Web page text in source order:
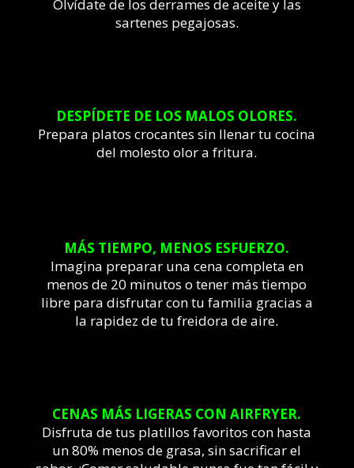
Olvídate de los derrames de aceite y las
sartenes pegajosas.
DESPÍDETE DE LOS MALOS OLORES.
Prepara platos crocantes sin llenar tu cocina
del molesto olor a fritura.
MÁS TIEMPO, MENOS ESFUERZO.
Imagina preparar una cena completa en
menos de 20 minutos o tener más tiempo
libre para disfrutar con tu familia gracias a
la rapidez de tu freidora de aire.
CENAS MÁS LIGERAS CON AIRFRYER.
Disfruta de tus platillos favoritos con hasta
un 80% menos de grasa, sin sacrificar el